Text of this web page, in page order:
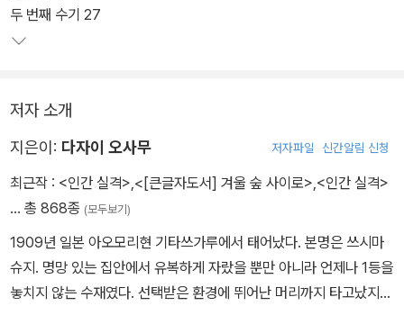
으로, 우리 또한 내면 한편에 품고 있을지도 모를 불안정한 자폐성과
소외된 고독감 등을 적나라하게 표현해 내어 다자이 오사무 문학의
음, 죄와 벌, 인간이라는 존재에 대한 근원적 물음을 끝없이 던진다.
두 번째 수기 27
저자 소개
지은이: 다자이 오사무 저자파일 신간알림 신청
최근작 : <인간 실격>,<[큰글자도서] 겨울 숲 사이로>,<인간 실격>
… 총 868종 (모두보기)
1909년 일본 아오모리현 기타쓰가루에서 태어났다. 본명은 쓰시마
슈지. 명망 있는 집안에서 유복하게 자랐을 뿐만 아니라 언제나 1등을
놓치지 않는 수재였다. 선택받은 환경에 뛰어난 머리까지 타고났지